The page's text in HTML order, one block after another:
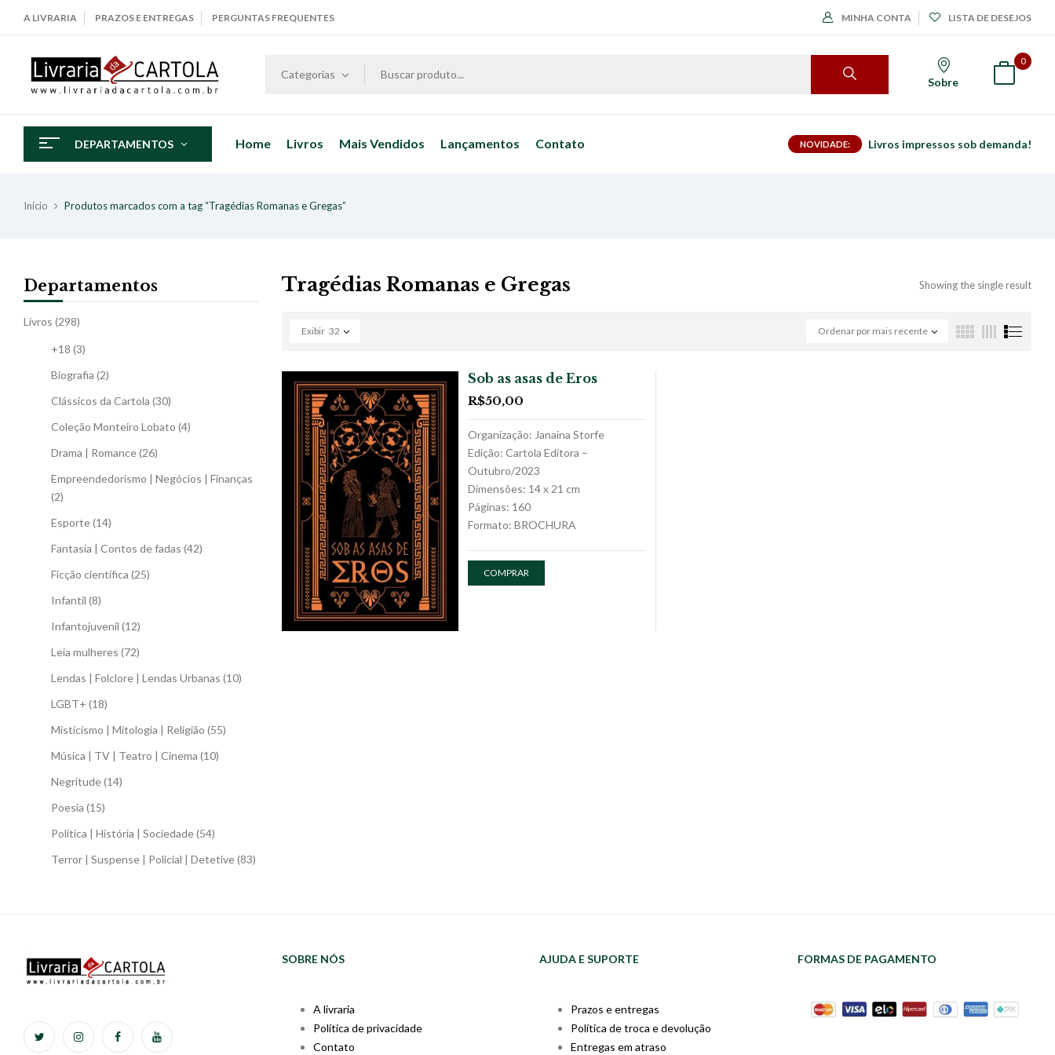
A LIVRARIA PRAZOS E ENTREGAS PERGUNTAS FREQUENTES MINHA CONTA LISTA DE DESEJOS
Categorias
Sobre
0
DEPARTAMENTOS Home Livros Mais Vendidos Lançamentos Contato NOVIDADE: Livros impressos sob demanda!
Início Produtos marcados com a tag “Tragédias Romanas e Gregas”
Departamentos
Livros (298)
+18 (3)
Biografia (2)
Clássicos da Cartola (30)
Coleção Monteiro Lobato (4)
Drama | Romance(26)
Empreendedorismo | Negócios | Finanças
(2)
Esporte(14)
Fantasia | Contos de fadas (42)
Ficção científica (25)
Infantil (8)
Infantojuvenil (12)
Leia mulheres (72)
Lendas | Folclore | Lendas Urbanas (10)
LGBT+ (18)
Misticismo | Mitologia | Religião (55)
Música | TV | Teatro | Cinema (10)
Negritude(14)
Poesia (15)
Política | História | Sociedade(54)
Terror | Suspense | Policial | Detetive(83)
Tragédias Romanas e Gregas Showing the single result
Ordenar por mais recente
Exibir 32
Sob as asas de Eros
R$50,00
Organização: Janaina Storfe
Edição: Cartola Editora –
Outubro/2023
Dimensões: 14 x 21 cm
Páginas: 160
Formato: BROCHURA
COMPRAR
SOBRE NÓS
A livraria
Política de privacidade
Contato
AJUDA E SUPORTE
Prazos e entregas
Política de troca e devolução
Entregas em atraso
FORMAS DE PAGAMENTO